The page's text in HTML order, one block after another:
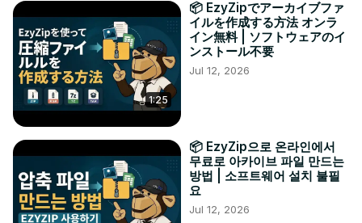
1:25
📦 EzyZipでアーカイブファ
イルを作成する方法 オンラ
イン無料 | ソフトウェアのイ
ンストール不要
Jul 12, 2026
📦 EzyZip으로 온라인에서
무료로 아카이브 파일 만드는
방법 | 소프트웨어 설치 불필
요
Jul 12, 2026